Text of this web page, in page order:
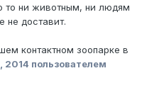
то ни животным, ни людям
не доставит.
контактном зоопарке в
2014 пользователем